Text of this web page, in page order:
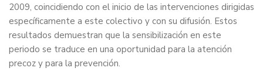
2009, coincidiendo con el inicio de las intervenciones dirigidas
específicamente a este colectivo y con su difusión. Estos
resultados demuestran que la sensibilización en este
periodo se traduce en una oportunidad para la atención
precoz y para la prevención.